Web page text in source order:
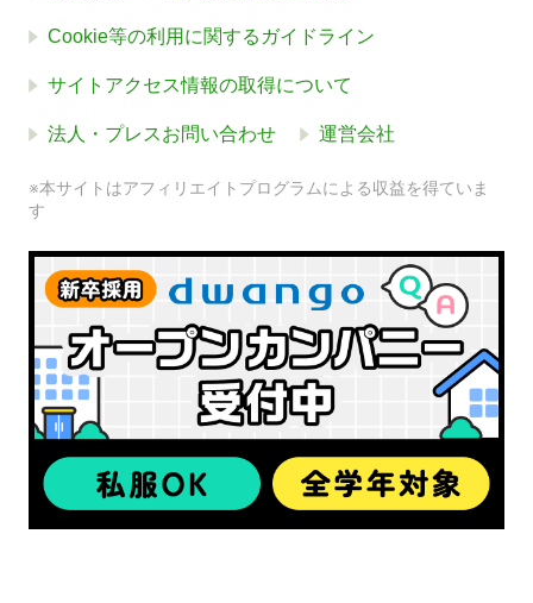
Cookie等の利用に関するガイドライン
サイトアクセス情報の取得について
法人・プレスお問い合わせ 運営会社
※本サイトはアフィリエイトプログラムによる収益を得ていま
す